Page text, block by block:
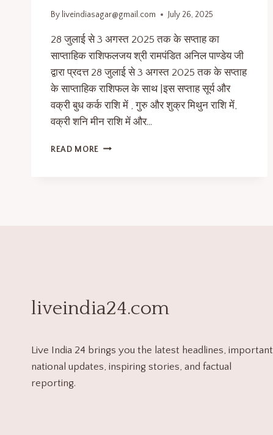
By liveindiasagar@gmail.com July 26, 2025
28 जुलाई से 3 अगस्त 2025 तक के सप्ताह का
साप्ताहिक राशिफलजय श्री रामपंडित अनिल पाण्डेय जी
द्वारा प्रदत्त 28 जुलाई से 3 अगस्त 2025 तक के सप्ताह
के साप्ताहिक राशिफल के साथ |इस सप्ताह सूर्य और
वक्री बुध कर्क राशि में , गुरु और शुक्र मिथुन राशि में,
वक्री शनि मीन राशि में और…
READ MORE
liveindia24.com
Live India 24 brings you the latest headlines, important
national updates, inspiring stories, and factual
reporting.